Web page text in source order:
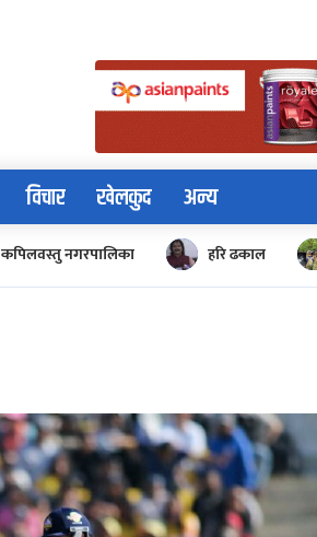
विचार खेलकुद अन्य
कपिलवस्तु नगरपालिका हरि ढकाल